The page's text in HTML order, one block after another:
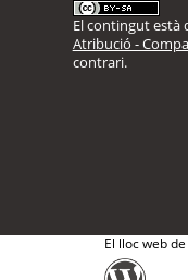
El contingut està
Atribució -
contrari.
El lloc web